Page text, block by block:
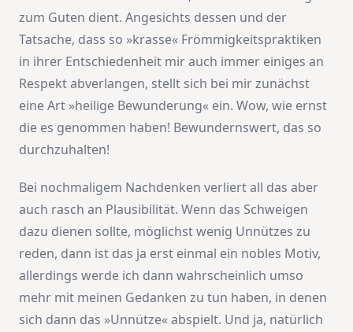
zum Guten dient. Angesichts dessen und der
Tatsache, dass so »krasse« Frömmigkeitspraktiken
in ihrer Entschiedenheit mir auch immer einiges an
Respekt abverlangen, stellt sich bei mir zunächst
eine Art »heilige Bewunderung« ein. Wow, wie ernst
die es genommen haben! Bewundernswert, das so
durchzuhalten!
Bei nochmaligem Nachdenken verliert all das aber
auch rasch an Plausibilität. Wenn das Schweigen
dazu dienen sollte, möglichst wenig Unnützes zu
reden, dann ist das ja erst einmal ein nobles Motiv,
allerdings werde ich dann wahrscheinlich umso
mehr mit meinen Gedanken zu tun haben, in denen
sich dann das »Unnütze« abspielt. Und ja, natürlich